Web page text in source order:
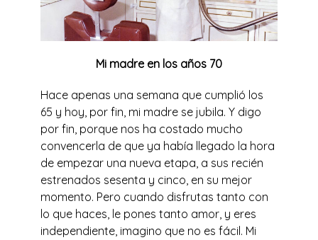
Mi madre en los años 70
Hace apenas una semana que cumplió los
65 y hoy, por fin, mi madre se jubila. Y digo
por fin, porque nos ha costado mucho
convencerla de que ya había llegado la hora
de empezar una nueva etapa, a sus recién
estrenados sesenta y cinco, en su mejor
momento. Pero cuando disfrutas tanto con
lo que haces, le pones tanto amor, y eres
independiente, imagino que no es fácil. Mi